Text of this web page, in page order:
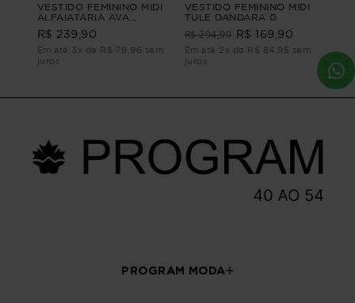
VESTIDO FEMININO MIDI
ALFAIATARIA AVA
VESTIDO FEMININO MIDI
ALFAIATARIA Verde M
R$ 239,90
Em até 3x de R$ 79,96 sem
juros
VESTIDO FEMININO MIDI
TULE DANDARA G
R$ 294,90 R$ 169,90
Em até 2x de R$ 84,95 sem
juros